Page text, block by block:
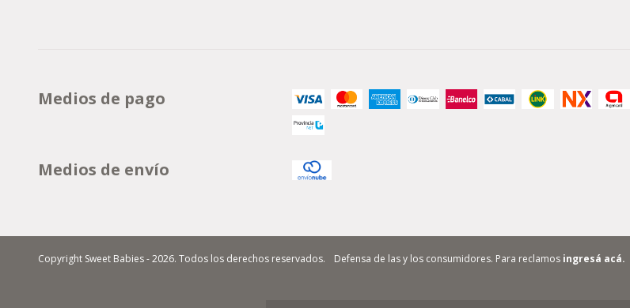
Medios de pago
Medios de envío
Copyright Sweet Babies - 2026. Todos los derechos reservados. Defensa de las y los consumidores. Para reclamos ingresá acá.